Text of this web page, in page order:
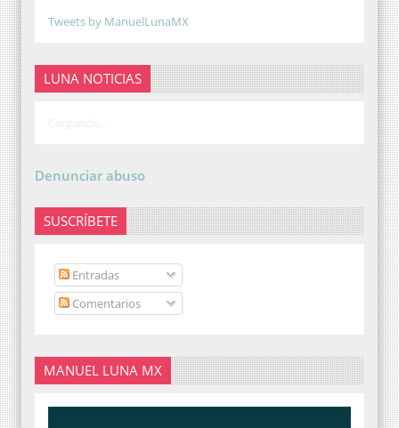
Tweets by ManuelLunaMX
LUNA NOTICIAS
Cargando...
Denunciar abuso
SUSCRÍBETE
Entradas
Comentarios
MANUEL LUNA MX